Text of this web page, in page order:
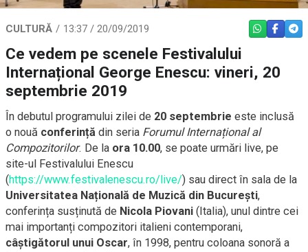
CULTURĂ 13:37 / 20/09/2019 WHATSAPP
Ce vedem pe scenele Festivalului
Internațional George Enescu: vineri, 20
septembrie 2019
În debutul programului zilei de 20 septembrie este inclusă
o nouă conferință din seria Forumul Internațional al
Compozitorilor. De la ora 10.00, se poate urmări live, pe
site-ul Festivalului Enescu
(https://www.festivalenescu.ro/live/) sau direct în sala de la
Universitatea Națională de Muzică din București,
conferința susținută de Nicola Piovani (Italia), unul dintre cei
mai importanți compozitori italieni contemporani,
câștigătorul unui Oscar, în 1998, pentru coloana sonoră a